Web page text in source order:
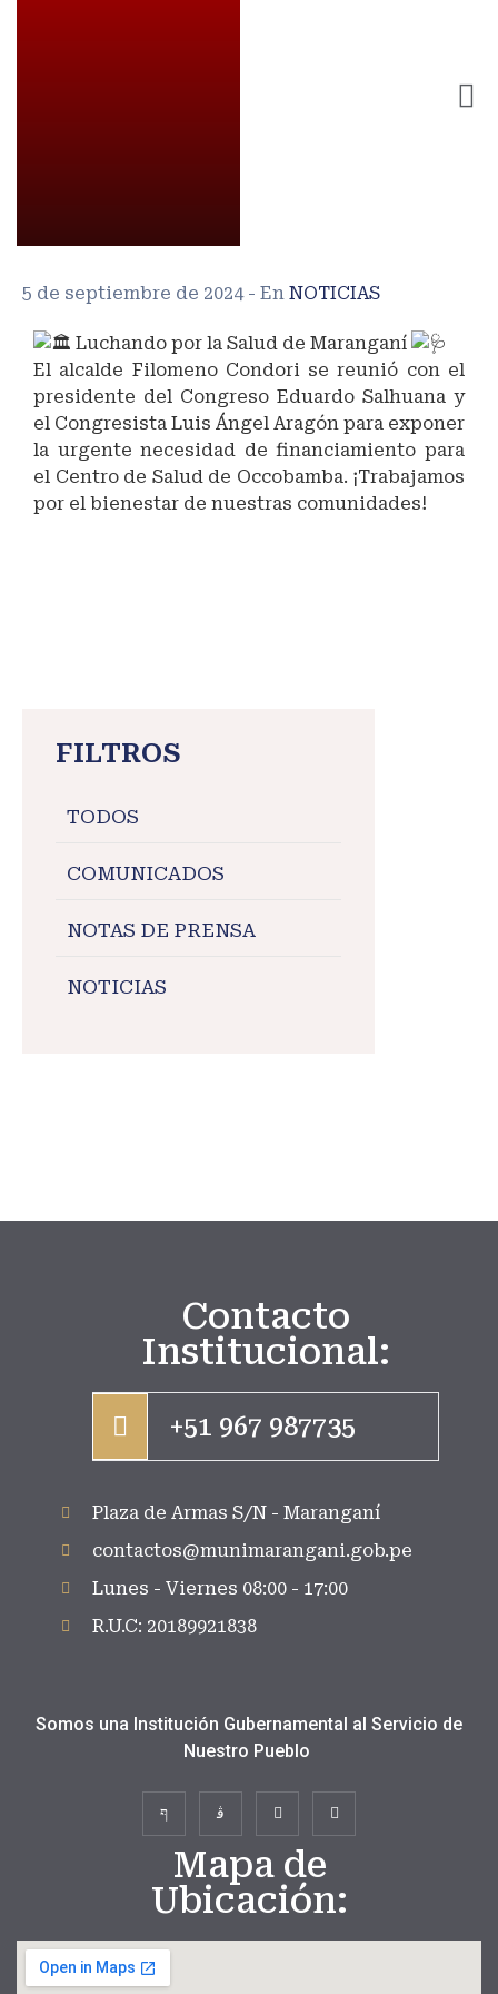
FILTROS
TODOS
COMUNICADOS
NOTAS DE PRENSA
NOTICIAS
5 de septiembre de 2024 - En NOTICIAS
Luchando por la Salud de Maranganí
El alcalde Filomeno Condori se reunió con el
presidente del Congreso Eduardo Salhuana y
el Congresista Luis Ángel Aragón para exponer
la urgente necesidad de financiamiento para
el Centro de Salud de Occobamba. ¡Trabajamos
por el bienestar de nuestras comunidades!
Contacto
Institucional:
+51 967 987735
Plaza de Armas S/N - Maranganí
contactos@munimarangani.gob.pe
Lunes - Viernes 08:00 - 17:00
R.U.C: 20189921838
Somos una Institución Gubernamental al Servicio de
Nuestro Pueblo
Mapa de
Ubicación: